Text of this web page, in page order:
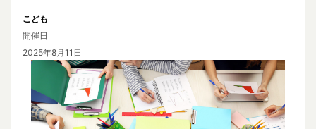
こども
開催日
2025年8月11日